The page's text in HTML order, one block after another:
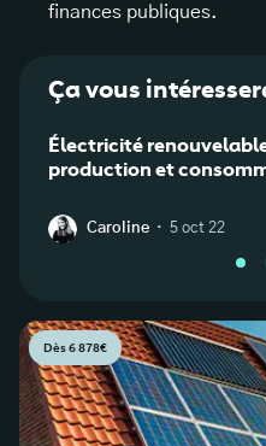
finances publiques.
Ça vous
Électricité
production et
Caroline · 5 oct 22
Dès 6 878€